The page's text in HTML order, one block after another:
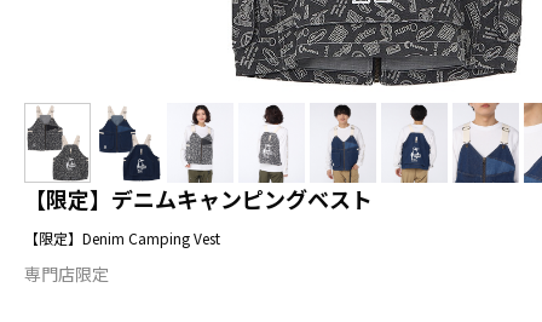
【限定】デニムキャンピングベスト
【限定】Denim Camping Vest
専門店限定